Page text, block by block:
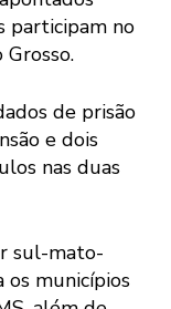
participam no
de prisão
e dois
nas duas
sul-mato-
os municípios